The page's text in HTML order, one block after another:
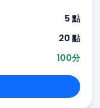
5 點
20 點
100分